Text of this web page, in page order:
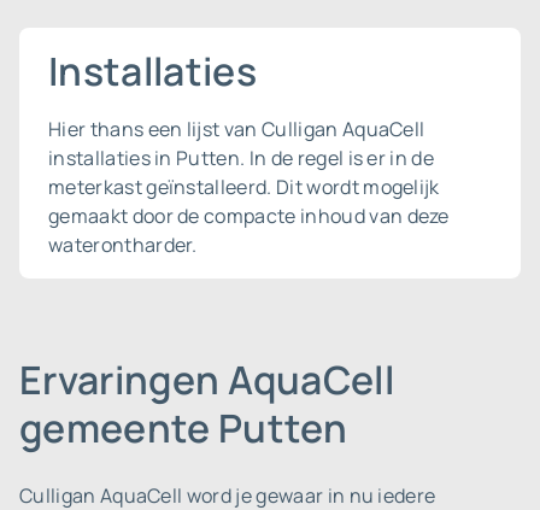
Installaties
Hier thans een lijst van Culligan AquaCell
installaties in Putten. In de regel is er in de
meterkast geïnstalleerd. Dit wordt mogelijk
gemaakt door de compacte inhoud van deze
waterontharder.
Ervaringen AquaCell
gemeente Putten
Culligan AquaCell word je gewaar in nu iedere